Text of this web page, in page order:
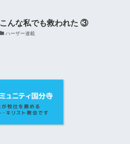
こんな私でも救われた ③
ハーザー連載